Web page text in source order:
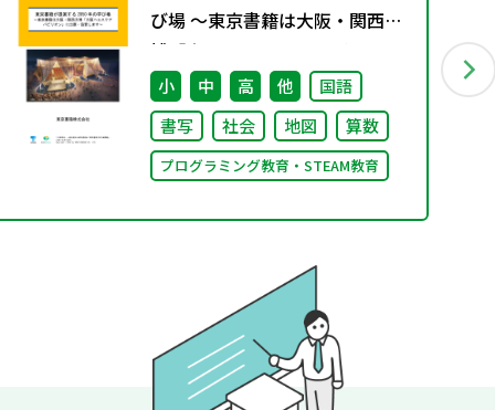
び場 ～東京書籍は大阪・関西万
博「大阪ヘルスケア パビリオ
ン」に出展・協賛します～
小 中 高 他
国語
書写
社会 地図 算数
プログラミング教育・STEAM教育